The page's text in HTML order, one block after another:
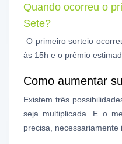
Quando ocorreu o
Sete?
O primeiro sorteio
às 15h e o prêmio
Como aumentar
Existem três
seja multiplicada. E o
precisa, necessariamente